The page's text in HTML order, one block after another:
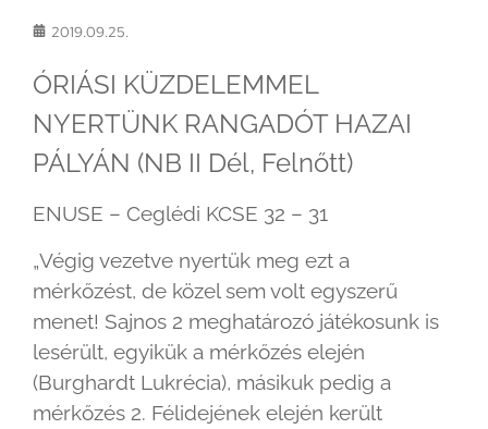
2019.09.25.
ÓRIÁSI KÜZDELEMMEL
NYERTÜNK RANGADÓT HAZAI
PÁLYÁN (NB II Dél, Felnőtt)
ENUSE – Ceglédi KCSE 32 – 31
„Végig vezetve nyertük meg ezt a
mérkőzést, de közel sem volt egyszerű
menet! Sajnos 2 meghatározó játékosunk is
lesérült, egyikük a mérkőzés elején
(Burghardt Lukrécia), másikuk pedig a
mérkőzés 2. Félidejének elején került